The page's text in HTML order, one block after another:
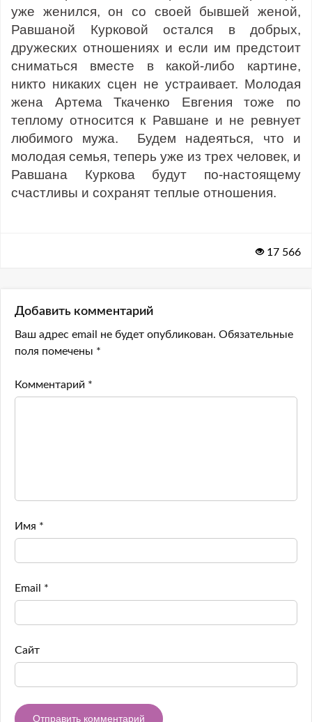
уже женился, он со своей бывшей женой,
Равшаной Курковой остался в добрых,
дружеских отношениях и если им предстоит
сниматься вместе в какой-либо картине,
никто никаких сцен не устраивает. Молодая
жена Артема Ткаченко Евгения тоже по
теплому относится к Равшане и не ревнует
любимого мужа. Будем надеяться, что и
молодая семья, теперь уже из трех человек, и
Равшана Куркова будут по-настоящему
счастливы и сохранят теплые отношения.
17 566
Добавить комментарий
Ваш адрес email не будет опубликован. Обязательные
поля помечены *
Комментарий *
Имя *
Email *
Сайт